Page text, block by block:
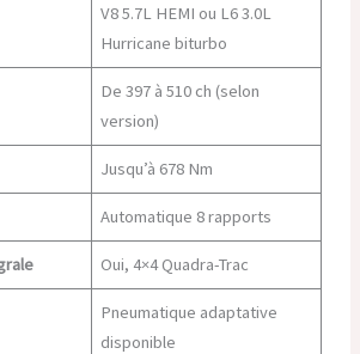
V8 5.7L HEMI ou L6 3.0L
Hurricane biturbo
De 397 à 510 ch (selon
version)
Jusqu’à 678 Nm
Automatique 8 rapports
Oui, 4×4 Quadra-Trac
Pneumatique adaptative
disponible